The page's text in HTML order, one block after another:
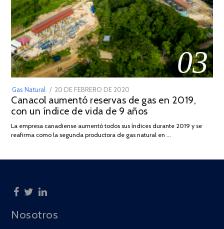
03
Gas Natural
POSTED
ON
20 DE FEBRERO DE 2020
DE
JULIO
2025
Canacol aumentó reservas de gas en 2019,
con un índice de vida de 9 años
La empresa canadiense aumentó todos sus índices durante 2019 y se
reafirma como la segunda productora de gas natural en …
Nosotros